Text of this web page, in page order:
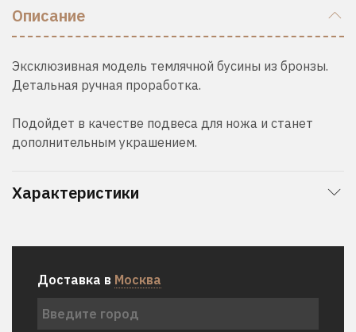
Описание
Эксклюзивная модель темлячной бусины из бронзы.
Детальная ручная проработка.
Подойдет в качестве подвеса для ножа и станет
дополнительным украшением.
Характеристики
Доставка в Москва